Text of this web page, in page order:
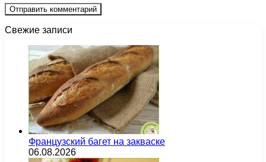
Свежие записи
Французский багет на закваске
06.08.2026